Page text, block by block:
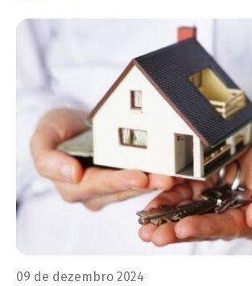
09 de dezembro 2024